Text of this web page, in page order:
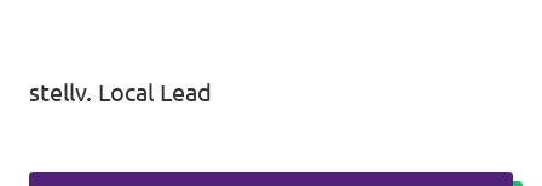
stellv. Local Lead